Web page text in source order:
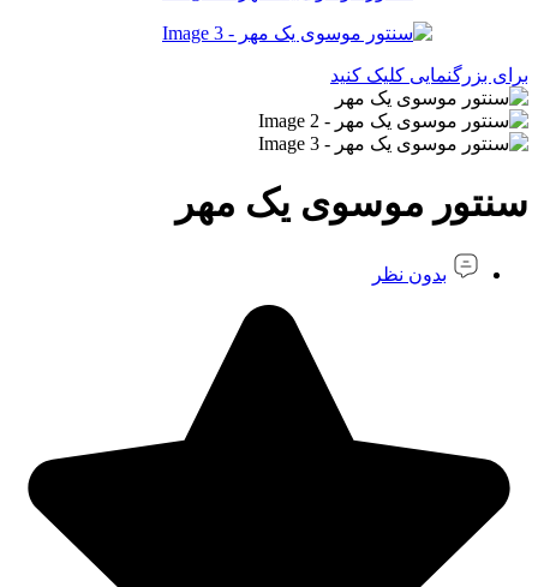
برای بزرگنمایی کلیک کنید
سنتور موسوی یک مهر
بدون نظر